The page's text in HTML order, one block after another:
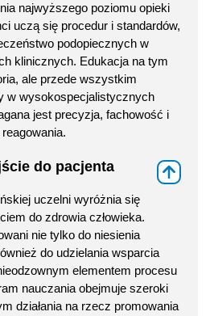
najwyższego poziomu opieki
uczą się procedur i standardów,
podopiecznych w
klinicznych. Edukacja na tym
ale przede wszystkim
w wysokospecjalistycznych
jest precyzja, fachowość i
do pacjenta
uczelni wyróżnia się
do zdrowia człowieka.
nie tylko do niesienia
do udzielania wsparcia
elementem procesu
nauczania obejmuje szeroki
działania na rzecz promowania